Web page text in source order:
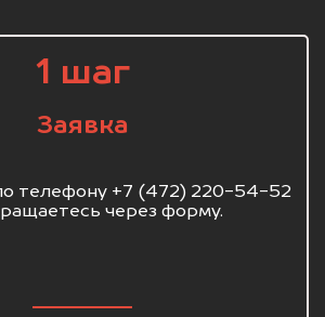
1 шаг
Заявка
телефону +7 (472) 220-54-52
через форму.